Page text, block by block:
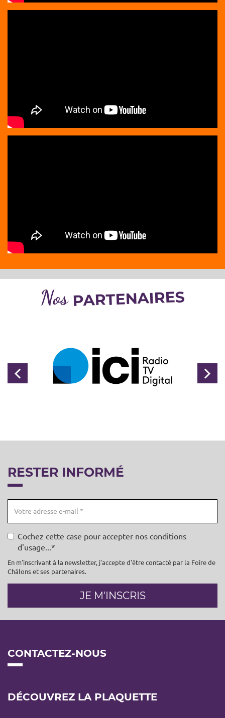
Nos PARTENAIRES
Précédent
RESTER INFORMÉ
Cochez cette case pour accepter nos conditions
d'usage...
En m'inscrivant à la newsletter, j'accepte d'être contacté par la Foire de
Châlons et ses partenaires.
JE M'INSCRIS
CONTACTEZ-NOUS
DÉCOUVREZ LA PLAQUETTE